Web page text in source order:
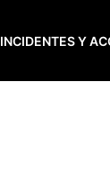
INCIDENTES Y